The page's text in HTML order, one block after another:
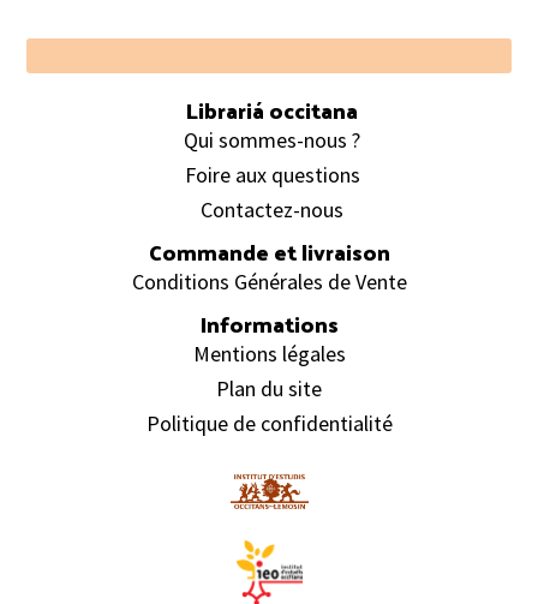
Footer
Librariá occitana
Qui sommes-nous ?
Foire aux questions
Contactez-nous
Commande et livraison
Conditions Générales de Vente
Informations
Mentions légales
Plan du site
Politique de confidentialité